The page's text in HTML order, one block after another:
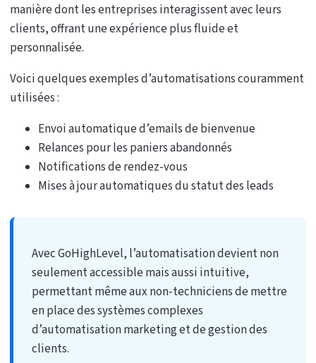
manière dont les entreprises interagissent avec leurs
clients, offrant une expérience plus fluide et
personnalisée.
Voici quelques exemples d’automatisations couramment
utilisées :
Envoi automatique d’emails de bienvenue
Relances pour les paniers abandonnés
Notifications de rendez-vous
Mises à jour automatiques du statut des leads
Avec GoHighLevel, l’automatisation devient non
seulement accessible mais aussi intuitive,
permettant même aux non-techniciens de mettre
en place des systèmes complexes
d’automatisation marketing et de gestion des
clients.